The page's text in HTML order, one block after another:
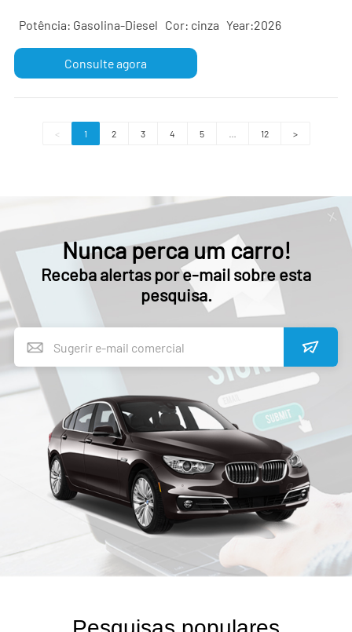
Potência: Gasolina-Diesel Cor: cinza Year:2026
Consulte agora
< 1 2 3 4 5 … 12 >
Nunca perca um carro!
Receba alertas por e-mail sobre esta
pesquisa.